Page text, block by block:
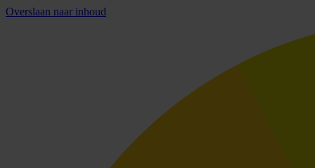
Overslaan naar inhoud